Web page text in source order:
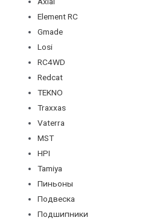
Element RC
Gmade
Losi
RC4WD
Redcat
TEKNO
Traxxas
Vaterra
MST
HPI
Tamiya
Пиньоны
Подвеска
Подшипники